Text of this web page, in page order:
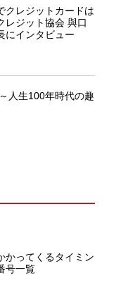
クレジットカードは
レジット協会 與口
にインタビュー
人生100年時代の趣
かってくるタイミン
号一覧